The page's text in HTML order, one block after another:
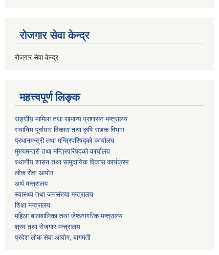
रोजगार सेवा केन्द्र
रोजगार सेवा केन्द्र
महत्त्वपूर्ण लिङ्क
सङ्घीय मामिला तथा सामान्य प्रशासन मन्त्रालय
स्थानिय पूर्वाधार विकास तथा कृषि सडक विभाग
प्रधानमन्त्री तथा मन्त्रिपरिषद्को कार्यालय
मुख्यमन्त्री तथा मन्त्रिपरिषद्को कार्यालय
स्थानीय शासन तथा सामुदायिक विकास कार्यक्रम
लोक सेवा आयोग
अर्थ मन्त्रालय
स्वास्थ्य तथा जनस‌ंख्या मन्त्रालय
शिक्षा मन्त्रालय
महिला बालबालिका तथा जेष्ठनागरिक मन्त्रालय
श्रम तथा राेजगार मन्त्रालय
प्रदेश लोक सेवा आयाेग, बागमती